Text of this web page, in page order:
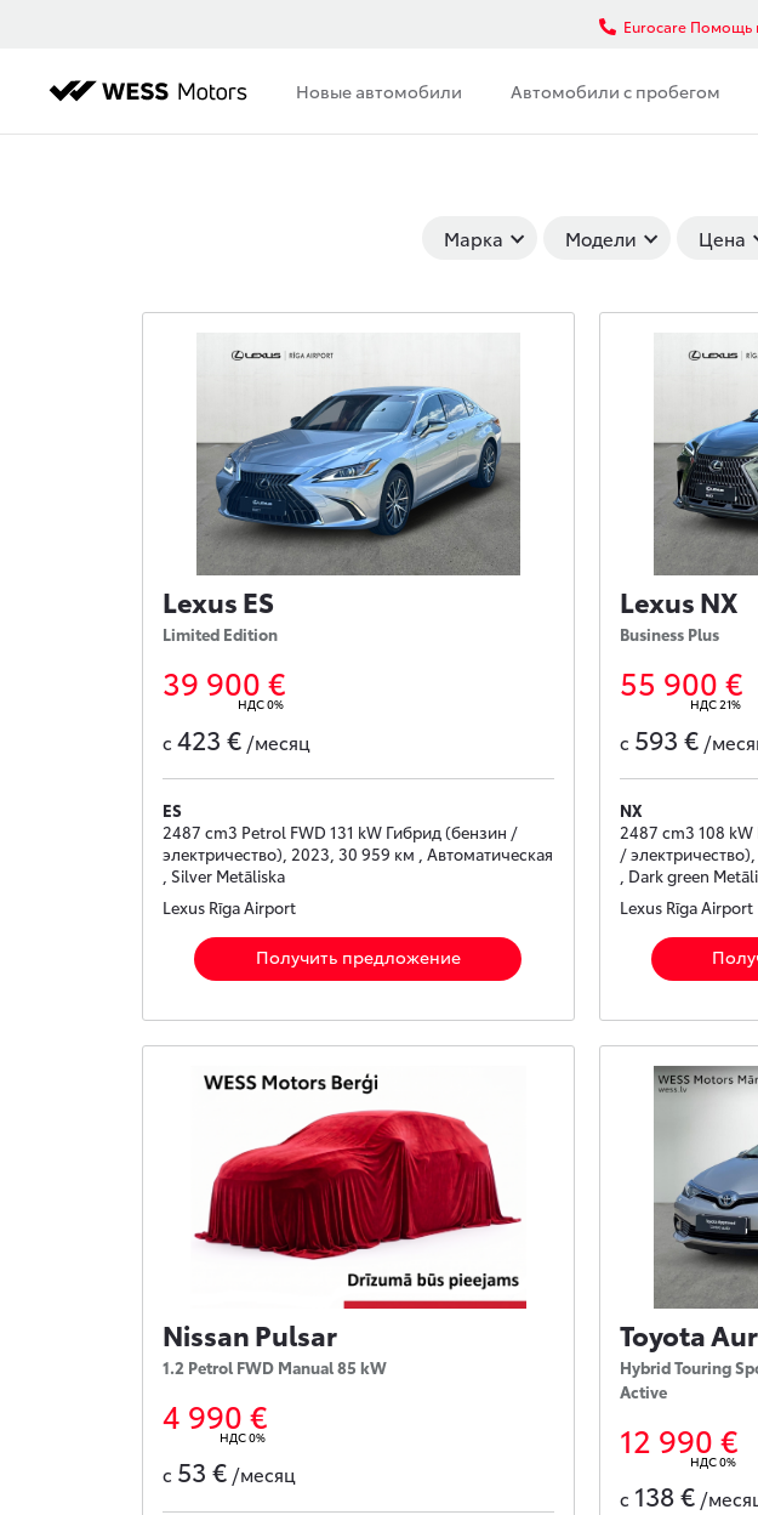
Новые автомобили Автомобили с пробегом
Eurocare Помощь
Марка Модели Цена
Lexus ES
Limited Edition
39 900 €
НДС 0%
с 423 € /месяц
ES
2487 cm3 Petrol FWD 131 kW Гибрид (бензин /
электричество), 2023, 30 959 км , Автоматическая
, Silver Metāliska
Lexus Rīga Airport
Получить предложение
Lexus NX
Business Plus
55 900 €
НДС 21%
с 593 €/
NX
2487 cm3 108
/
, Dark green
Lexus Rīga Airport
Nissan Pulsar
1.2 Petrol FWD Manual 85 kW
4 990 €
НДС 0%
с 53 € /месяц
Toyota
Hybrid Touring
Active
12 990 €
НДС 0%
с 138 €/